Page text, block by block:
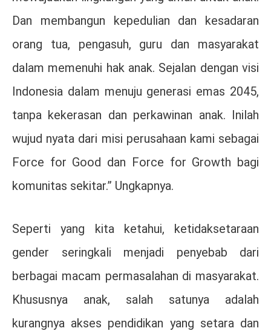
Dan membangun kepedulian dan kesadaran
orang tua, pengasuh, guru dan masyarakat
dalam memenuhi hak anak. Sejalan dengan visi
Indonesia dalam menuju generasi emas 2045,
tanpa kekerasan dan perkawinan anak. Inilah
wujud nyata dari misi perusahaan kami sebagai
Force for Good dan Force for Growth bagi
komunitas sekitar.” Ungkapnya.
Seperti yang kita ketahui, ketidaksetaraan
gender seringkali menjadi penyebab dari
berbagai macam permasalahan di masyarakat.
Khususnya anak, salah satunya adalah
kurangnya akses pendidikan yang setara dan